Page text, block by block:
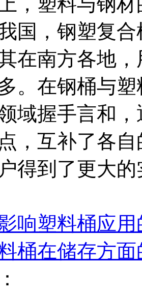
国，钢塑复
在南方各地
。在钢桶与
域握手言和
，互补了各
得到了更大
响塑料桶应用
桶在储存方面